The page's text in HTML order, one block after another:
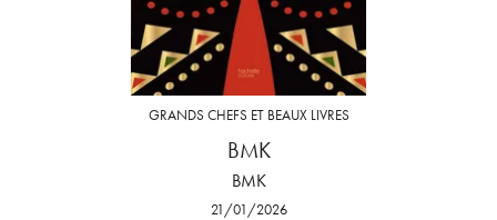
GRANDS CHEFS ET BEAUX LIVRES
BMK
BMK
21/01/2026